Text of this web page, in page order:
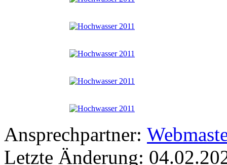
Ansprechpartner:
Letzte Änderung: